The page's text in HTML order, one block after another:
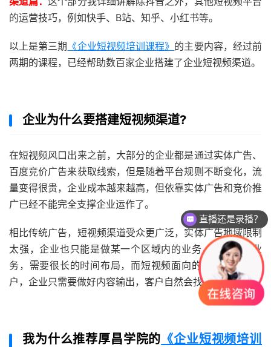
的运营技巧，例如快手、B站、知乎、小红书等。
以上是第三期 《企业短视频培训课程》 的主要内容，经过前
两期的课程，已经帮助数百家企业搭建了企业短视频渠道。
企业为什么要搭建短视频渠道?
在短视频风口出来之前，大部分的企业都是通过实体广告、
百度竞价广告来获取线索，但是随着平台规则不断变化，流
量变得很贵，企业成本越来越高，但依靠实体广告和竞价推
广已经不能完全支撑企业运作了。
相比传统广告，短视频渠道受众更广泛，实体广告地域限制
太强，企业也只能是做某一个区域内的业务，想要拓展业
务，需要很长的时间布局，而短视频面向的全球短视频用
户，企业只需要做好内容输出，客户自然会找上门来。
我为什么推荐厚昌学院的 《企业短视频培训
课程怎么试听？